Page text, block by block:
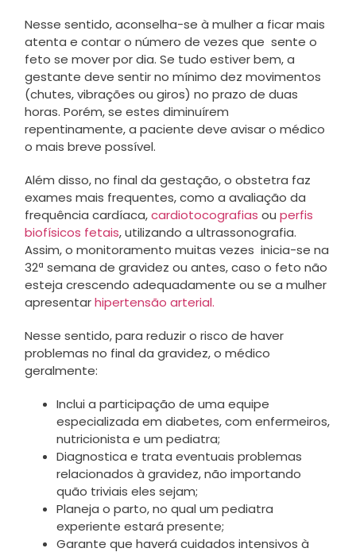
Nesse sentido, aconselha-se à mulher a ficar mais
atenta e contar o número de vezes que sente o
feto se mover por dia. Se tudo estiver bem, a
gestante deve sentir no mínimo dez movimentos
(chutes, vibrações ou giros) no prazo de duas
horas. Porém, se estes diminuírem
repentinamente, a paciente deve avisar o médico
o mais breve possível.
Além disso, no final da gestação, o obstetra faz
exames mais frequentes, como a avaliação da
frequência cardíaca,cardiotocografias ou perfis
biofísicos fetais, utilizando a ultrassonografia.
Assim, o monitoramento muitas vezes inicia-se na
32ª semana de gravidez ou antes, caso o feto não
esteja crescendo adequadamente ou se a mulher
apresentarhipertensão arterial.
Nesse sentido, para reduzir o risco de haver
problemas no final da gravidez, o médico
geralmente:
Inclui a participação de uma equipe
especializada em diabetes, com enfermeiros,
nutricionista e um pediatra;
Diagnostica e trata eventuais problemas
relacionados à gravidez, não importando
quão triviais eles sejam;
Planeja o parto, no qual um pediatra
experiente estará presente;
Garante que haverá cuidados intensivos à